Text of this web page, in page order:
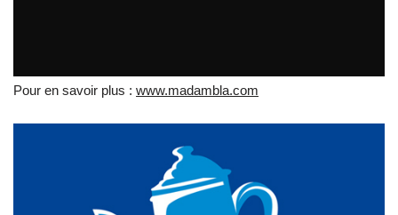
Pour en savoir plus : www.madambla.com